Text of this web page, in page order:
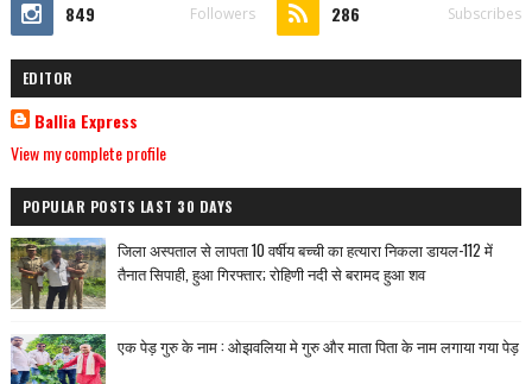
849 Followers 286 Subscribes
EDITOR
Ballia Express
View my complete profile
POPULAR POSTS LAST 30 DAYS
जिला अस्पताल से लापता 10 वर्षीय बच्ची का हत्यारा निकला डायल-112 में
तैनात सिपाही, हुआ गिरफ्तार; रोहिणी नदी से बरामद हुआ शव
एक पेड़ गुरु के नाम : ओझवलिया मे गुरु और माता पिता के नाम लगाया गया पेड़